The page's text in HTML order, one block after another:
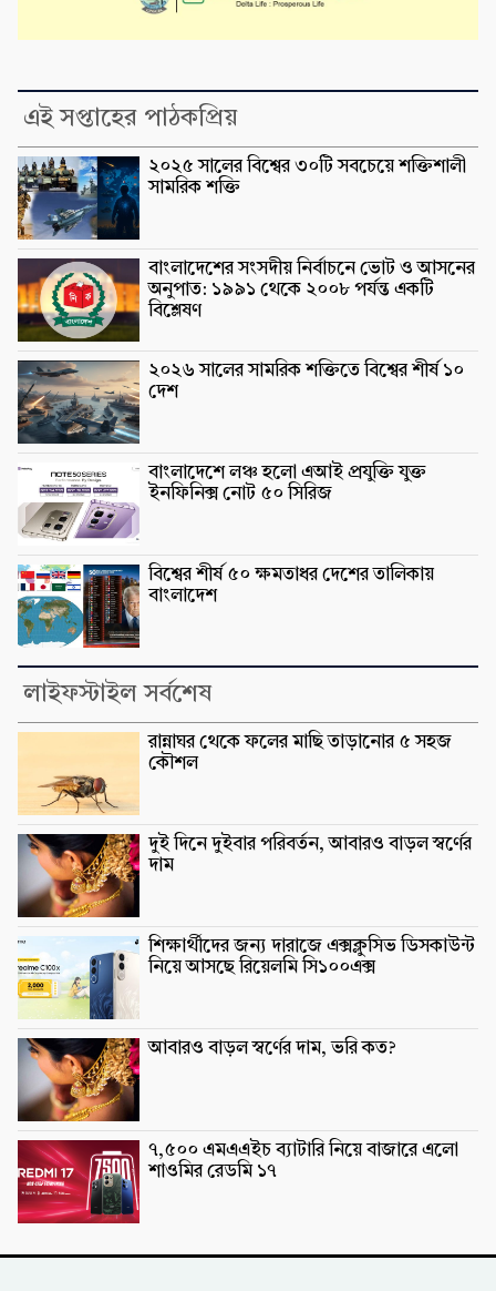
এই সপ্তাহের পাঠকপ্রিয়
২০২৫ সালের বিশ্বের ৩০টি সবচেয়ে শক্তিশালী
সামরিক শক্তি
বাংলাদেশের সংসদীয় নির্বাচনে ভোট ও আসনের
অনুপাত: ১৯৯১ থেকে ২০০৮ পর্যন্ত একটি
বিশ্লেষণ
২০২৬ সালের সামরিক শক্তিতে বিশ্বের শীর্ষ ১০
দেশ
বাংলাদেশে লঞ্চ হলো এআই প্রযুক্তি যুক্ত
ইনফিনিক্স নোট ৫০ সিরিজ
বিশ্বের শীর্ষ ৫০ ক্ষমতাধর দেশের তালিকায়
বাংলাদেশ
লাইফস্টাইল সর্বশেষ
রান্নাঘর থেকে ফলের মাছি তাড়ানোর ৫ সহজ
কৌশল
দুই দিনে দুইবার পরিবর্তন, আবারও বাড়ল স্বর্ণের
দাম
শিক্ষার্থীদের জন্য দারাজে এক্সক্লুসিভ ডিসকাউন্ট
নিয়ে আসছে রিয়েলমি সি১০০এক্স
আবারও বাড়ল স্বর্ণের দাম, ভরি কত?
৭,৫০০ এমএএইচ ব্যাটারি নিয়ে বাজারে এলো
শাওমির রেডমি ১৭